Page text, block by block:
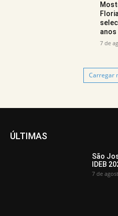
anos
7 de
Carregar
ÚLTIMAS
São
IDEB
7 de